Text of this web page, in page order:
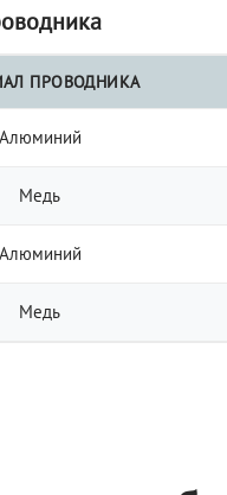
ПРОВОДНИКА
Алюминий
Медь
Алюминий
Медь